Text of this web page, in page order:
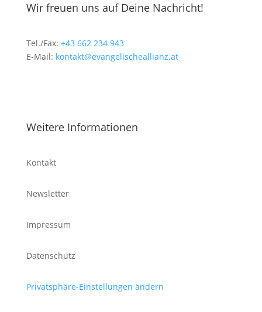
Wir freuen uns auf Deine Nachricht!
Tel./Fax: +43 662 234 943
E-Mail: kontakt@evangelischeallianz.at
Weitere Informationen
Kontakt
Newsletter
Impressum
Datenschutz
Privatsphäre-Einstellungen ändern